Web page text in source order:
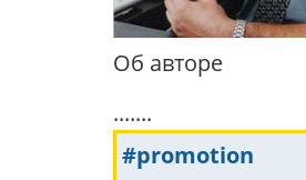
Об авторе
.......
#promotion